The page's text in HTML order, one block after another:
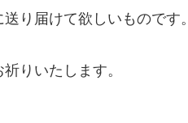
り届けて欲しいものです。
りいたします。